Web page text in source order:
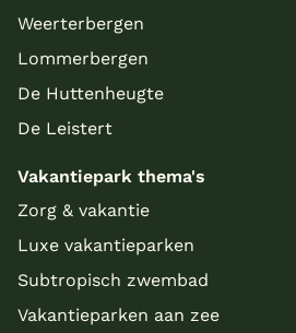
Weerterbergen
Lommerbergen
De Huttenheugte
De Leistert
Vakantiepark thema's
Zorg & vakantie
Luxe vakantieparken
Subtropisch zwembad
Vakantieparken aan zee